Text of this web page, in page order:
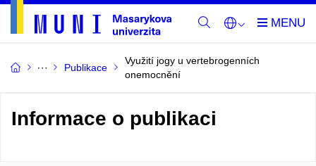
Publikace
Využití jogy u vertebrogenních
onemocnění
Informace o publikaci